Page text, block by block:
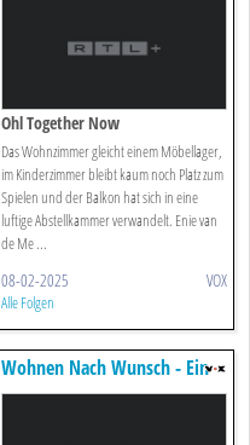
Ohl Together Now
Das Wohnzimmer gleicht einem Möbellager,
im Kinderzimmer bleibt kaum noch Platz zum
Spielen und der Balkon hat sich in eine
luftige Abstellkammer verwandelt. Enie van
de Me ...
08-02-2025 VOX
Alle Folgen
Wohnen Nach Wunsch - Ein
Duo Für Vier Wände